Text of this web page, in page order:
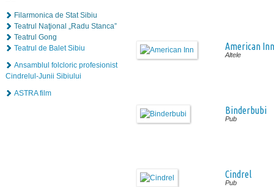
Filarmonica de Stat Sibiu
Teatrul Naţional „Radu Stanca”
Teatrul Gong
Teatrul de Balet Sibiu
Ansamblul folcloric profesionist
Cindrelul-Junii Sibiului
ASTRA film
American Inn
Altele
Binderbubi
Pub
Cindrel
Pub